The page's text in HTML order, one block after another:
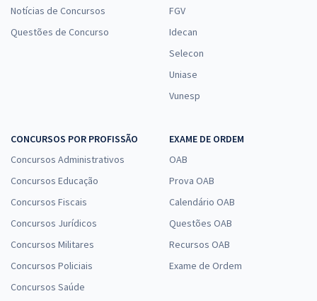
Notícias de Concursos
Questões de Concurso
FGV
Idecan
Selecon
Uniase
Vunesp
CONCURSOS POR PROFISSÃO
Concursos Administrativos
Concursos Educação
Concursos Fiscais
Concursos Jurídicos
Concursos Militares
Concursos Policiais
Concursos Saúde
EXAME DE ORDEM
OAB
Prova OAB
Calendário OAB
Questões OAB
Recursos OAB
Exame de Ordem